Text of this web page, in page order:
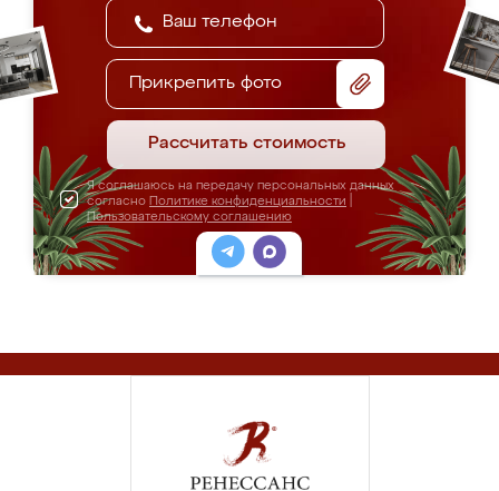
Прикрепить фото
Рассчитать стоимость
Я соглашаюсь на передачу персональных данных
согласно Политике конфиденциальности
Пользовательскому соглашению